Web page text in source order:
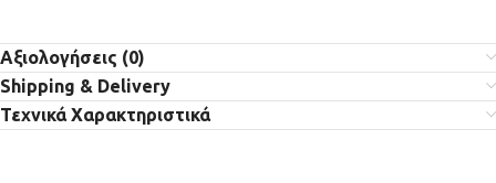
Αξιολογήσεις (0)
Shipping & Delivery
Τεχνικά Χαρακτηριστικά